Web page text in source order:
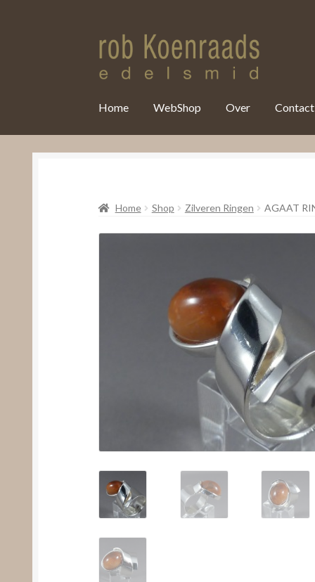
Home WebShop Over Contact
Home Shop Zilveren Ringen AGAAT